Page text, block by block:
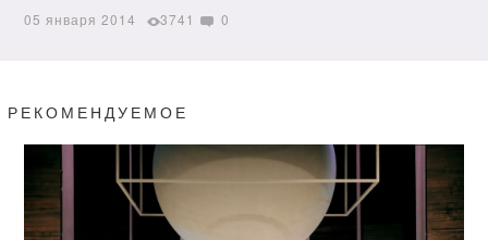
05 января 2014 3741 0
РЕКОМЕНДУЕМОЕ